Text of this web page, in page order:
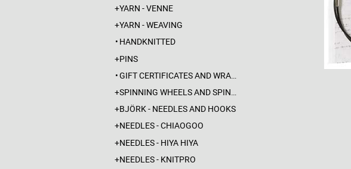
YARN - VENNE
YARN - WEAVING
HANDKNITTED
PINS
GIFT CERTIFICATES AND WRAPPINGS
SPINNING WHEELS AND SPINDLES
BJÖRK - NEEDLES AND HOOKS
NEEDLES - CHIAOGOO
NEEDLES - HIYA HIYA
NEEDLES - KNITPRO